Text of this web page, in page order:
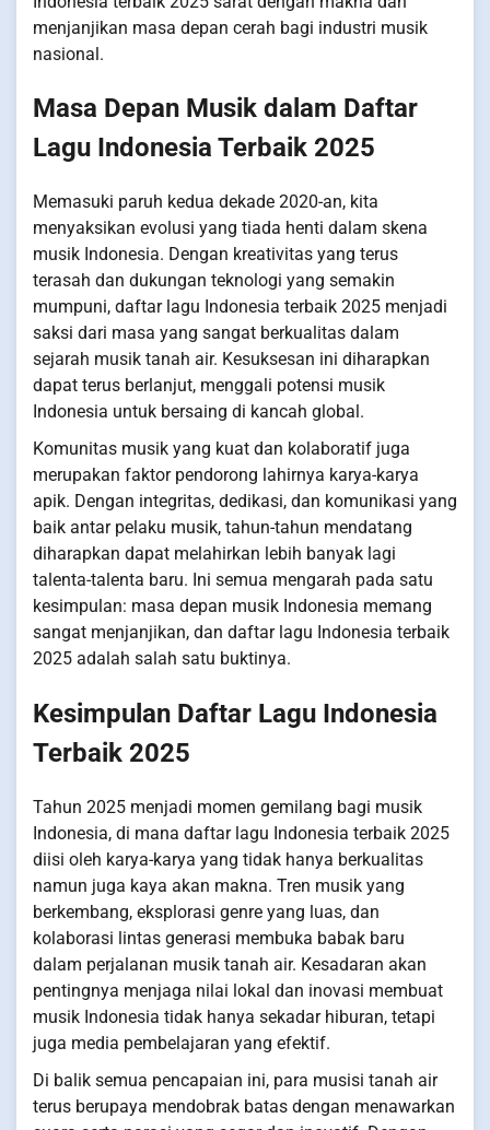
menjanjikan masa depan cerah bagi industri musik
nasional.
Masa Depan Musik dalam Daftar
Lagu Indonesia Terbaik 2025
Memasuki paruh kedua dekade 2020-an, kita
menyaksikan evolusi yang tiada henti dalam skena
musik Indonesia. Dengan kreativitas yang terus
terasah dan dukungan teknologi yang semakin
mumpuni, daftar lagu Indonesia terbaik 2025 menjadi
saksi dari masa yang sangat berkualitas dalam
sejarah musik tanah air. Kesuksesan ini diharapkan
dapat terus berlanjut, menggali potensi musik
Indonesia untuk bersaing di kancah global.
Komunitas musik yang kuat dan kolaboratif juga
merupakan faktor pendorong lahirnya karya-karya
apik. Dengan integritas, dedikasi, dan komunikasi yang
baik antar pelaku musik, tahun-tahun mendatang
diharapkan dapat melahirkan lebih banyak lagi
talenta-talenta baru. Ini semua mengarah pada satu
kesimpulan: masa depan musik Indonesia memang
sangat menjanjikan, dan daftar lagu Indonesia terbaik
2025 adalah salah satu buktinya.
Kesimpulan Daftar Lagu Indonesia
Terbaik 2025
Tahun 2025 menjadi momen gemilang bagi musik
Indonesia, di mana daftar lagu Indonesia terbaik 2025
diisi oleh karya-karya yang tidak hanya berkualitas
namun juga kaya akan makna. Tren musik yang
berkembang, eksplorasi genre yang luas, dan
kolaborasi lintas generasi membuka babak baru
dalam perjalanan musik tanah air. Kesadaran akan
pentingnya menjaga nilai lokal dan inovasi membuat
musik Indonesia tidak hanya sekadar hiburan, tetapi
juga media pembelajaran yang efektif.
Di balik semua pencapaian ini, para musisi tanah air
terus berupaya mendobrak batas dengan menawarkan